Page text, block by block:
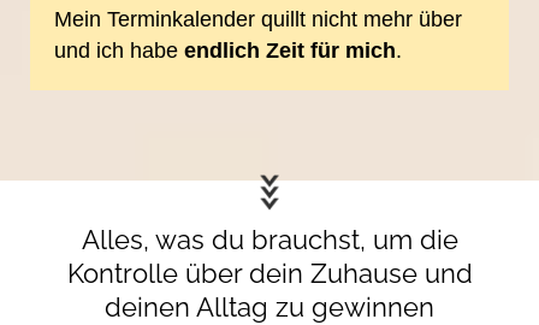
Mein Terminkalender quillt nicht mehr über
und ich habe endlich Zeit für mich.
Alles, was du brauchst, um die
Kontrolle über dein Zuhause und
deinen Alltag zu gewinnen